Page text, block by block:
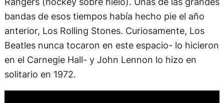
bandas de esos tiempos había hecho pie el año
anterior, Los Rolling Stones. Curiosamente, Los
Beatles nunca tocaron en este espacio- lo hicieron
en el Carnegie Hall- y John Lennon lo hizo en
solitario en 1972.